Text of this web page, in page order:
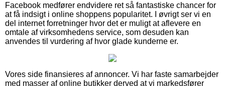
Facebook medfører endvidere ret så fantastiske chancer for
at få indsigt i online shoppens popularitet. I øvrigt ser vi en
del internet forretninger hvor det er muligt at aflevere en
omtale af virksomhedens service, som desuden kan
anvendes til vurdering af hvor glade kunderne er.
Vores side finansieres af annoncer. Vi har faste samarbejder
med masser af online butikker derved at vi markedsfører